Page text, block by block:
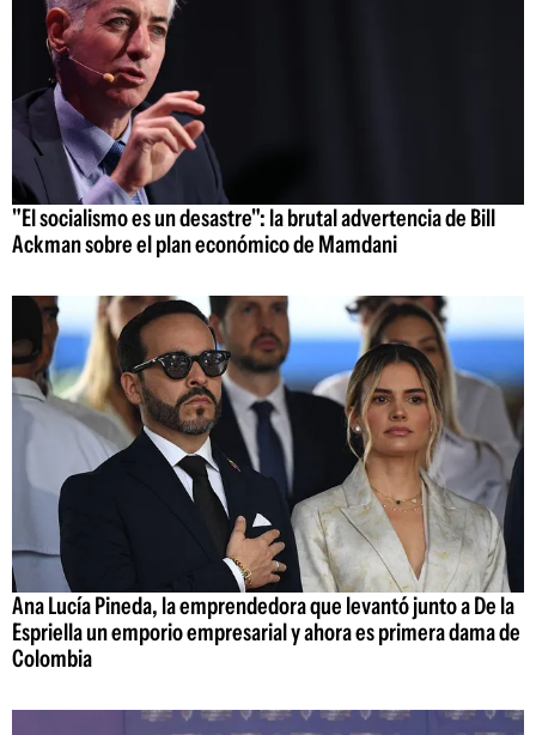
"El socialismo es un desastre": la brutal advertencia de Bill
Ackman sobre el plan económico de Mamdani
Ana Lucía Pineda, la emprendedora que levantó junto a De la
Espriella un emporio empresarial y ahora es primera dama de
Colombia